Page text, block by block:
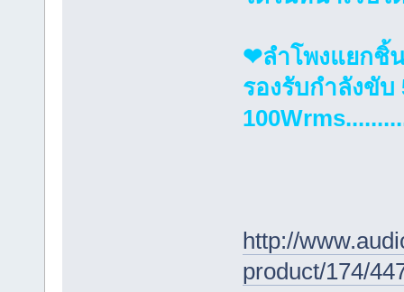
❤ลำโพงแยกชิ้
รองรับกำลังขับ
http://
product/174/